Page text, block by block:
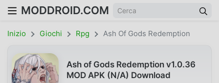
MODDROID.COM
Inizio Giochi Rpg Ash Of Gods Redemption
Ash of Gods Redemption v1.0.36
MOD APK (N/A) Download